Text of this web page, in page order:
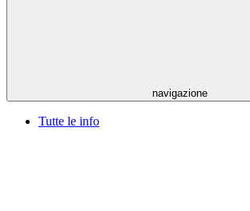
navigazione
Tutte le info